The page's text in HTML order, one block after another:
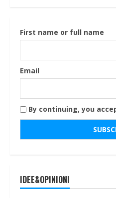
First name or full name
Email
By continuing, you
IDEE&OPINIONI